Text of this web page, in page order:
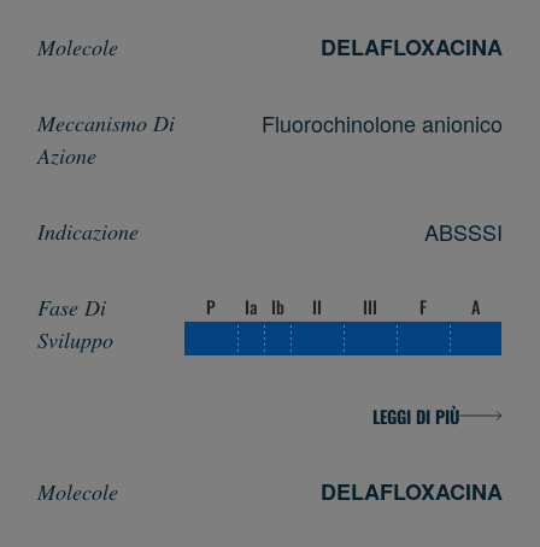
DELAFLOXACINA
Fluorochinolone anionico
ABSSSI
P Ia Ib II III F A
LEGGI DI PIÙ
DELAFLOXACINA